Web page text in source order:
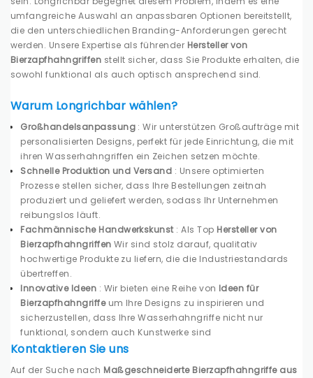
umfangreiche Auswahl an anpassbaren Optionen bereitstellt,
die den unterschiedlichen Branding-Anforderungen gerecht
werden. Unsere Expertise als führender Hersteller von
Bierzapfhahngriffen stellt sicher, dass Sie Produkte erhalten, die
sowohl funktional als auch optisch ansprechend sind.
Warum Longrichbar wählen?
Großhandelsanpassung : Wir unterstützen Großaufträge mit
personalisierten Designs, perfekt für jede Einrichtung, die mit
ihren Wasserhahngriffen ein Zeichen setzen möchte.
Schnelle Produktion und Versand : Unsere optimierten
Prozesse stellen sicher, dass Ihre Bestellungen zeitnah
produziert und geliefert werden, sodass Ihr Unternehmen
reibungslos läuft.
Fachmännische Handwerkskunst : Als Top Hersteller von
Bierzapfhahngriffen Wir sind stolz darauf, qualitativ
hochwertige Produkte zu liefern, die die Industriestandards
übertreffen.
Innovative Ideen : Wir bieten eine Reihe von Ideen für
Bierzapfhahngriffe um Ihre Designs zu inspirieren und
sicherzustellen, dass Ihre Wasserhahngriffe nicht nur
funktional, sondern auch Kunstwerke sind
Kontaktieren Sie uns
Auf der Suche nach Maßgeschneiderte Bierzapfhahngriffe aus